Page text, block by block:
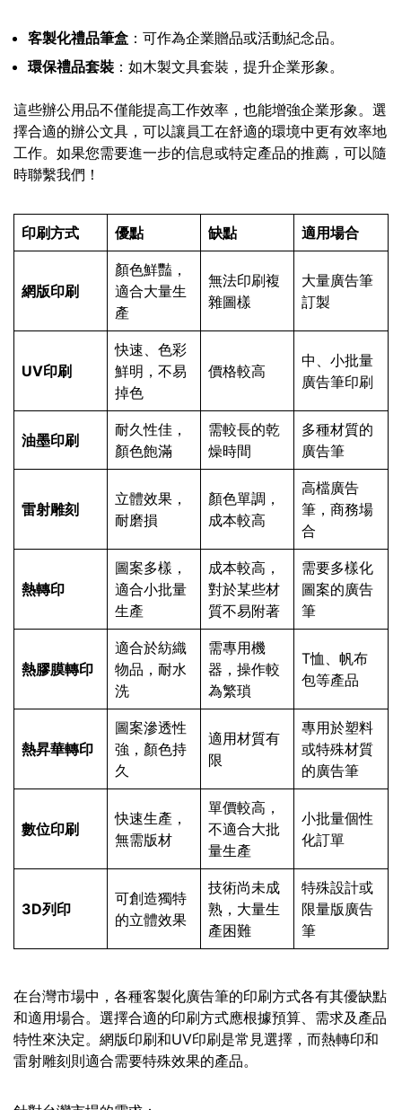
客製化禮品筆盒 ：可作為企業贈品或活動紀念品。
環保禮品套裝 ：如木製文具套裝，提升企業形象。
這些辦公用品不僅能提高工作效率，也能增強企業形象。選
擇合適的辦公文具，可以讓員工在舒適的環境中更有效率地
工作。如果您需要進一步的信息或特定產品的推薦，可以隨
時聯繫我們！
印刷方式 優點 缺點 適用場合
網版印刷
顏色鮮豔，
適合大量生
產
無法印刷複
雜圖樣
大量廣告筆
訂製
UV印刷
快速、色彩
鮮明，不易
掉色
價格較高
中、小批量
廣告筆印刷
油墨印刷
耐久性佳，
顏色飽滿
需較長的乾
燥時間
多種材質的
廣告筆
雷射雕刻
立體效果，
耐磨損
顏色單調，
成本較高
高檔廣告
筆，商務場
合
熱轉印
圖案多樣，
適合小批量
生產
成本較高，
對於某些材
質不易附著
需要多樣化
圖案的廣告
筆
熱膠膜轉印
適合於紡織
物品，耐水
洗
需專用機
器，操作較
為繁瑣
T恤、帆布
包等產品
熱昇華轉印
圖案滲透性
強，顏色持
久
適用材質有
限
專用於塑料
或特殊材質
的廣告筆
數位印刷
快速生產，
無需版材
單價較高，
不適合大批
量生產
小批量個性
化訂單
3D列印
可創造獨特
的立體效果
技術尚未成
熟，大量生
產困難
特殊設計或
限量版廣告
筆
在台灣市場中，各種客製化廣告筆的印刷方式各有其優缺點
和適用場合。選擇合適的印刷方式應根據預算、需求及產品
特性來決定。網版印刷和UV印刷是常見選擇，而熱轉印和
雷射雕刻則適合需要特殊效果的產品。